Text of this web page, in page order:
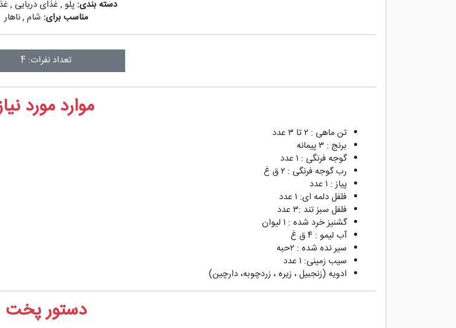
دسته بندی:پلو , غذای دریایی ,
مناسب برای: شام ,ناهار
تعداد نفرات: 4
موارد مورد
تن ماهی : ٢ تا ٣ عدد
برنج : ٣ پیمانه
گوجه فرنگی : ١ عدد
رب گوجه فرنگی : ٢ ق غ
پیاز : ١ عدد
فلفل دلمه ای: ١ عدد
فلفل سبز تند :٣ عدد
گشنیز خرد شده : ١ لیوان
آب لیمو : ۴ ق غ
سیر نده شده : ٢حبه
سیب زمینی: ١ عدد
ادویه (زنجبیل ، زیره ، زردچوبه، دارچین)
دستور پخت